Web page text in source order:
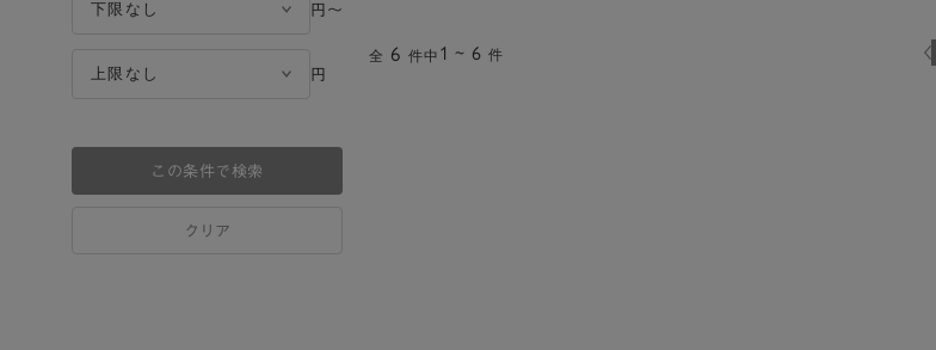
円〜
円
この条件で検索
クリア
全 6 件中1 ~ 6 件